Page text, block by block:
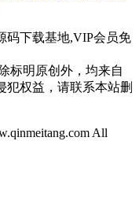
码下载基地,VIP会员免
标明原创外，均来自
犯权益，请联系本站删
All